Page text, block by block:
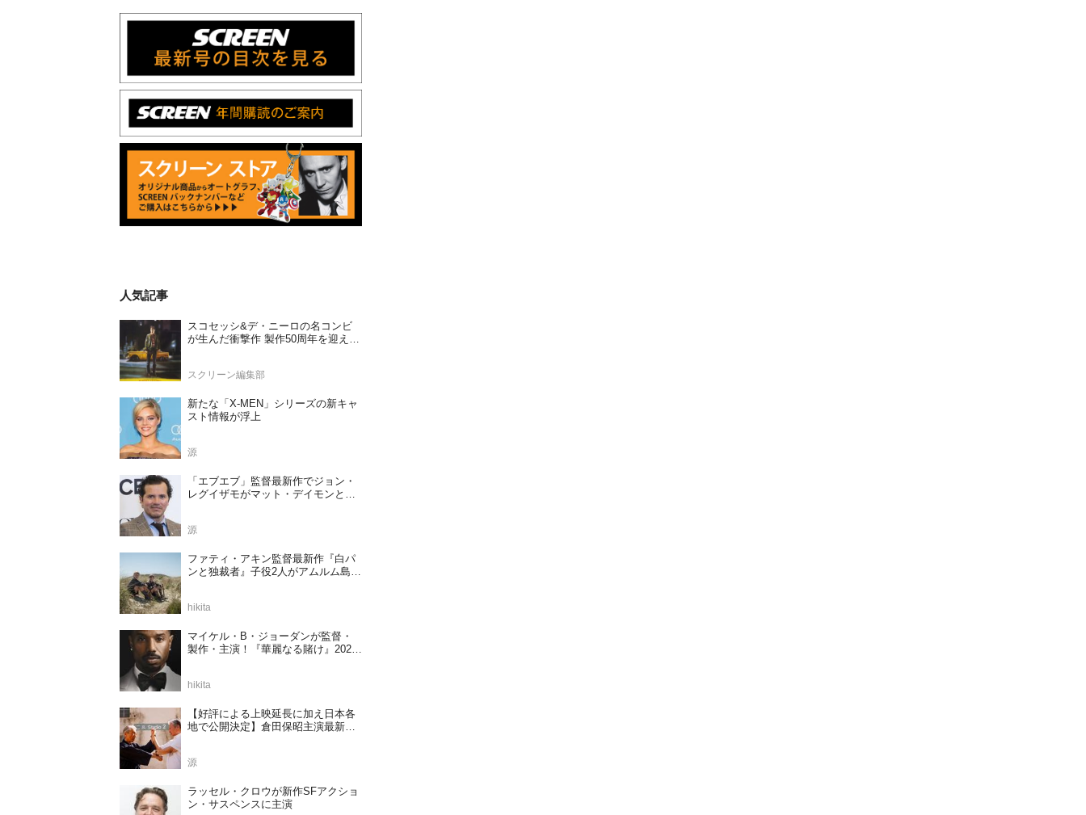
人気記事
スコセッシ&デ・ニーロの名コンビ
が生んだ衝撃作 製作50周年を迎える
スクリーン編集部
新たな「X-MEN」シリーズの新キャ
スト情報が浮上
源
「エブエブ」監督最新作でジョン・
レグイザモがマット・デイモンと再
源
ファティ・アキン監督最新作『白パ
ンと独裁者』子役2人がアムルム島の
hikita
マイケル・B・ジョーダンが監督・
製作・主演！『華麗なる賭け』2027
hikita
【好評による上映延長に加え日本各
地で公開決定】倉田保昭主演最新作
源
ラッセル・クロウが新作SFアクショ
ン・サスペンスに主演